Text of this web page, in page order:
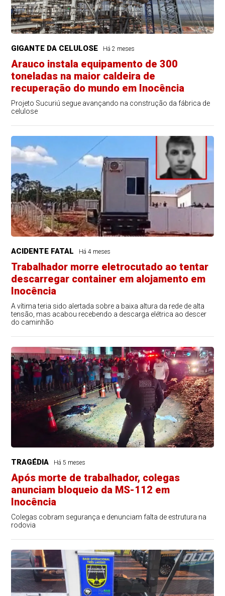
GIGANTE DA CELULOSE Há 2 meses
Arauco instala equipamento de 300
toneladas na maior caldeira de
recuperação do mundo em Inocência
Projeto Sucuriú segue avançando na construção da fábrica de
celulose
ACIDENTE FATAL Há 4 meses
Trabalhador morre eletrocutado ao tentar
descarregar container em alojamento em
Inocência
A vítima teria sido alertada sobre a baixa altura da rede de alta
tensão, mas acabou recebendo a descarga elétrica ao descer
do caminhão
TRAGÉDIA Há 5 meses
Após morte de trabalhador, colegas
anunciam bloqueio da MS-112 em
Inocência
Colegas cobram segurança e denunciam falta de estrutura na
rodovia